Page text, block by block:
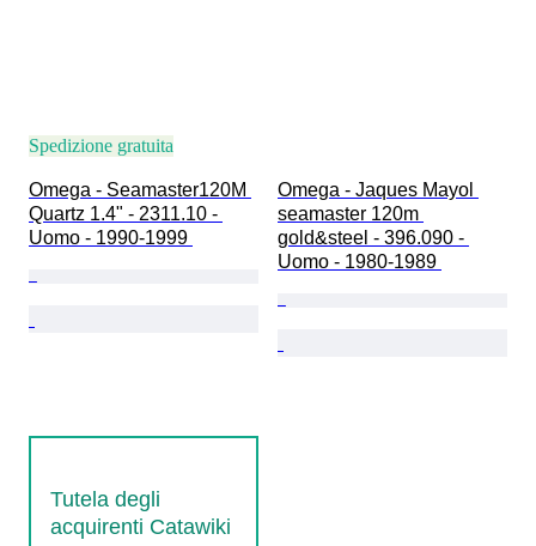
Spedizione gratuita
Omega - Seamaster120M
Quartz 1.4" - 2311.10 -
Uomo - 1990-1999
Omega - Jaques Mayol
seamaster 120m
gold&steel - 396.090 -
Uomo - 1980-1989
Tutela degli
acquirenti Catawiki